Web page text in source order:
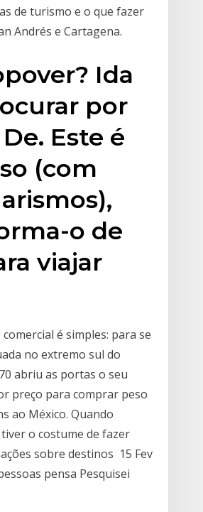
de turismo e o que fazer
Andrés e Cartagena.
Ida
por
Este é
(com
o de
viajar
é simples: para se
no extremo sul do
abriu as portas o seu
preço para comprar peso
ao México. Quando
o costume de fazer
sobre destinos 15 Fev
pensa Pesquisei